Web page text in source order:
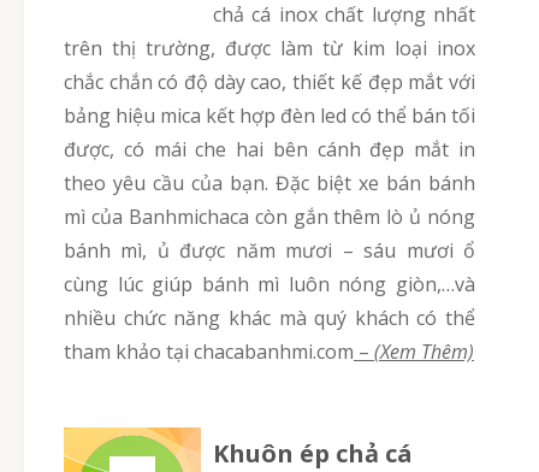
chả cá inox chất lượng nhất
trên thị trường, được làm từ kim loại inox
chắc chắn có độ dày cao, thiết kế đẹp mắt với
bảng hiệu mica kết hợp đèn led có thể bán tối
được, có mái che hai bên cánh đẹp mắt in
theo yêu cầu của bạn. Đặc biệt xe bán bánh
mì của Banhmichaca còn gắn thêm lò ủ nóng
bánh mì, ủ được năm mươi – sáu mươi ổ
cùng lúc giúp bánh mì luôn nóng giòn,…và
nhiều chức năng khác mà quý khách có thể
tham khảo tại chacabanhmi.com – (Xem Thêm)
Khuôn ép chả cá